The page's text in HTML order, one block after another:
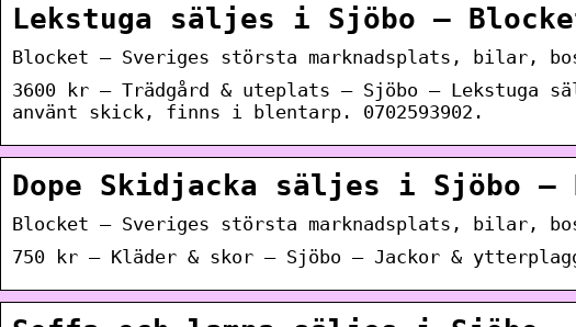
Lekstuga säljes i Sjöbo –
Blocket – Sveriges största marknadsplats, bilar,
3600 kr – Trädgård & uteplats – Sjöbo – Lekstuga
använt skick, finns i blentarp. 0702593902.
Dope Skidjacka säljes i Sjöbo –
Blocket – Sveriges största marknadsplats, bilar,
750 kr – Kläder & skor – Sjöbo – Jackor &